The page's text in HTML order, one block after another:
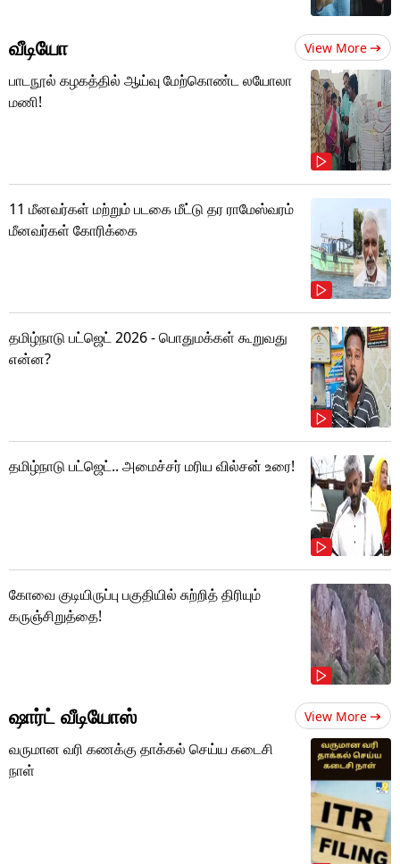
வீடியோ View More
பாடநூல் கழகத்தில் ஆய்வு மேற்கொண்ட லயோலா
மணி!
11 மீனவர்கள் மற்றும் படகை மீட்டு தர ராமேஸ்வரம்
மீனவர்கள் கோரிக்கை
தமிழ்நாடு பட்ஜெட் 2026 - பொதுமக்கள் கூறுவது
என்ன?
தமிழ்நாடு பட்ஜெட்.. அமைச்சர் மரிய வில்சன் உரை!
கோவை குடியிருப்பு பகுதியில் சுற்றித் திரியும்
கருஞ்சிறுத்தை!
ஷார்ட் வீடியோஸ் View More
வருமான வரி கணக்கு தாக்கல் செய்ய கடைசி
நாள்